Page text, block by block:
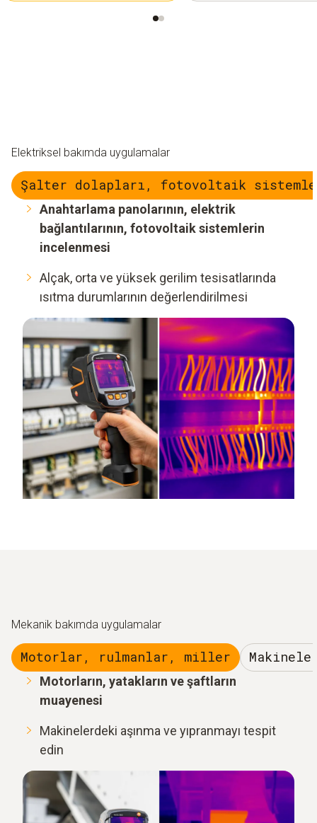
Elektriksel bakımda uygulamalar
Şalter dolapları, fotovoltaik
Anahtarlama panolarının, elektrik
bağlantılarının, fotovoltaik sistemlerin
incelenmesi
Alçak, orta ve yüksek gerilim tesisatlarında
ısıtma durumlarının değerlendirilmesi
Mekanik bakımda uygulamalar
Motorlar, rulmanlar, miller
Motorların, yatakların ve şaftların
muayenesi
Makinelerdeki aşınma ve yıpranmayı tespit
edin